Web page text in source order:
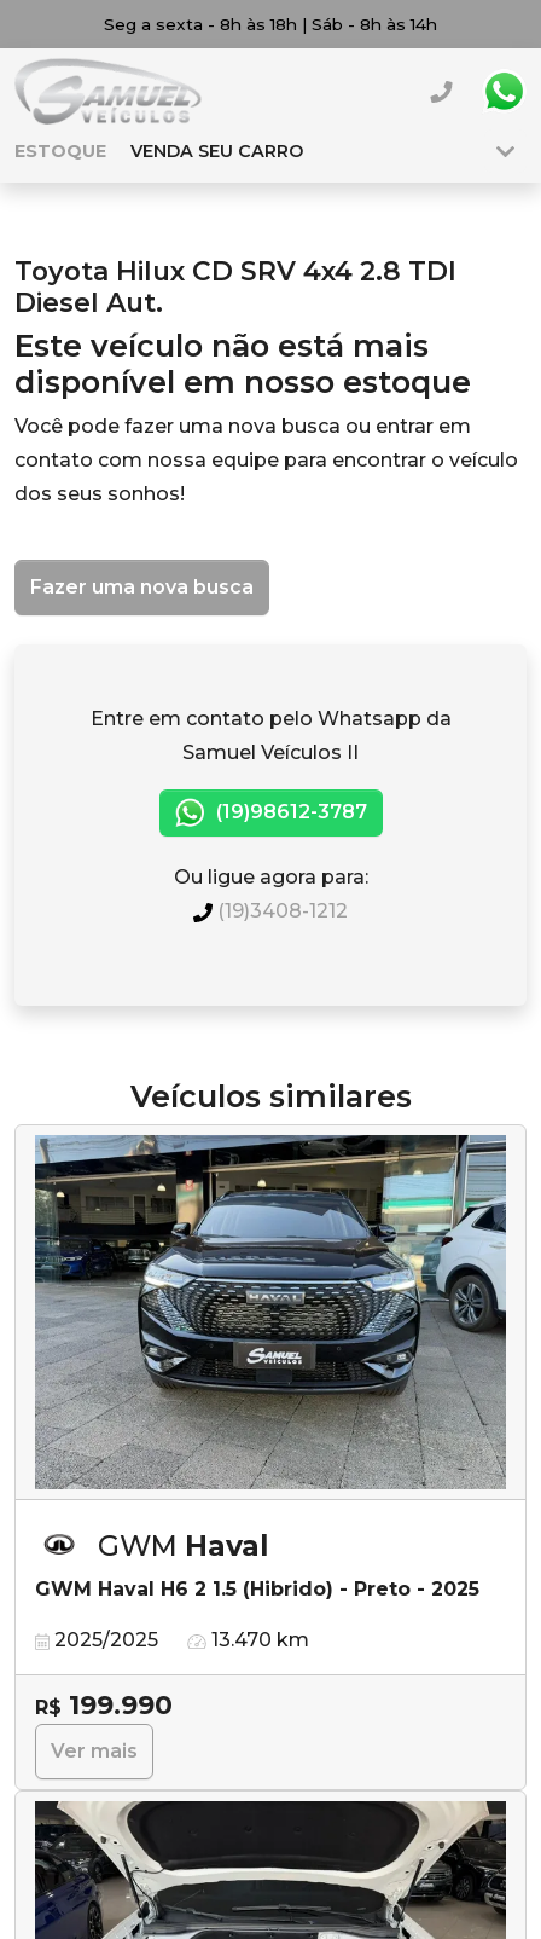
Seg a sexta - 8h às 18h | Sáb - 8h às 14h
ESTOQUE VENDA SEU CARRO
Toyota Hilux CD SRV 4x4 2.8 TDI
Diesel Aut.
Este veículo não está mais
disponível em nosso estoque
Você pode fazer uma nova busca ou entrar em
contato com nossa equipe para encontrar o veículo
dos seus sonhos!
Fazer uma nova busca
Entre em contato pelo Whatsapp da
Samuel Veículos II
(19)98612-3787
Ou ligue agora para:
(19)3408-1212
Veículos similares
GWM Haval
GWM Haval H6 2 1.5 (Hibrido) - Preto - 2025
2025/2025 13.470 km
R$ 199.990
Ver mais